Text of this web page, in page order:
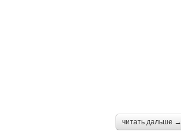
читать дальше →